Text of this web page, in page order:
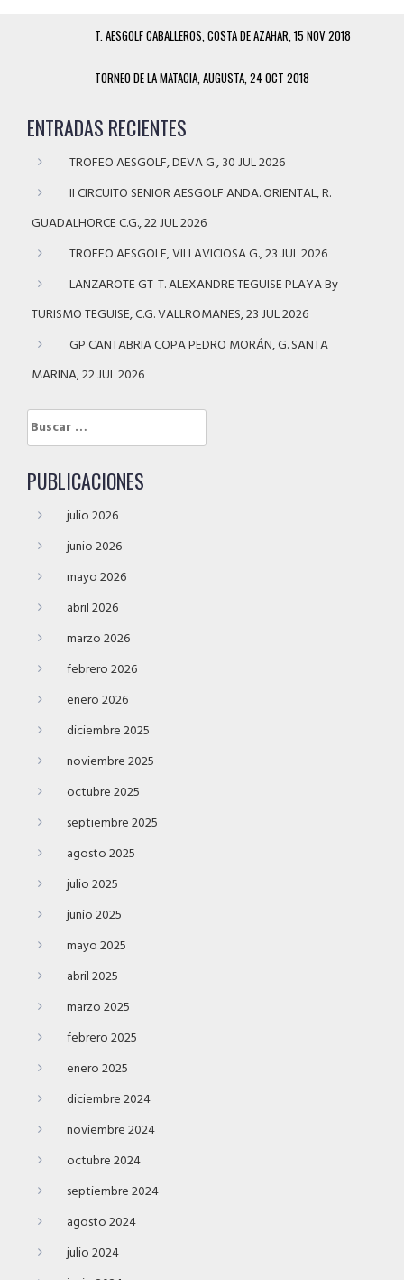
T. AESGOLF CABALLEROS, COSTA DE AZAHAR, 15 NOV 2018
TORNEO DE LA MATACIA, AUGUSTA, 24 OCT 2018
ENTRADAS RECIENTES
TROFEO AESGOLF, DEVA G., 30 JUL 2026
II CIRCUITO SENIOR AESGOLF ANDA. ORIENTAL, R.
GUADALHORCE C.G., 22 JUL 2026
TROFEO AESGOLF, VILLAVICIOSA G., 23 JUL 2026
LANZAROTE GT-T. ALEXANDRE TEGUISE PLAYA By
TURISMO TEGUISE, C.G. VALLROMANES, 23 JUL 2026
GP CANTABRIA COPA PEDRO MORÁN, G. SANTA
MARINA, 22 JUL 2026
Buscar:
PUBLICACIONES
julio 2026
junio 2026
mayo 2026
abril 2026
marzo 2026
febrero 2026
enero 2026
diciembre 2025
noviembre 2025
octubre 2025
septiembre 2025
agosto 2025
julio 2025
junio 2025
mayo 2025
abril 2025
marzo 2025
febrero 2025
enero 2025
diciembre 2024
noviembre 2024
octubre 2024
septiembre 2024
agosto 2024
julio 2024